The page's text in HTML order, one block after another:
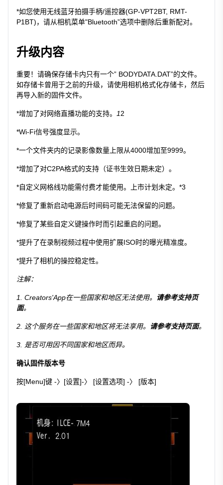
*如您使用无线蓝牙拍摄手柄/遥控器(GP-VPT2BT, RMT-
P1BT)，请从相机菜单"Bluetooth”选项中删除后重新配对。
升级内容
重要！请确保存储卡内只有一个” BODYDATA.DAT”的文件。
如存储卡曾用于之前的升级，请使用相机格式化存储卡，然后
再导入新的固件文件。
*增加了对网络直播功能的支持。 12
*Wi-Fi信号强度显示。
*一个文件夹内的记录影像数量上限从4000增加至9999。
*增加了对C2PA格式的支持（证书生效日期未定）。
*自定义网格线功能需付费才能使用。上市计划未定。*3
*修复了重新启动电源后时间码可能无法保留的问题。
*修复了某些自定义键操作时而引起重启的问题。
*提升了在录制视频过程中使用扩展ISO时的曝光精准度。
*提升了相机的操控稳定性。
注解：
1. Creators'App在一些国家和地区无法使用。
请参考支持页
面。
2. 这个服务在一些国家和地区将无法享用。 请参考支持页面。
3. 是否可用因不同国家和地区而异。
确认固件版本号
按[Menu]键 -〉[设置]-〉 [设置选项] -〉 [版本]